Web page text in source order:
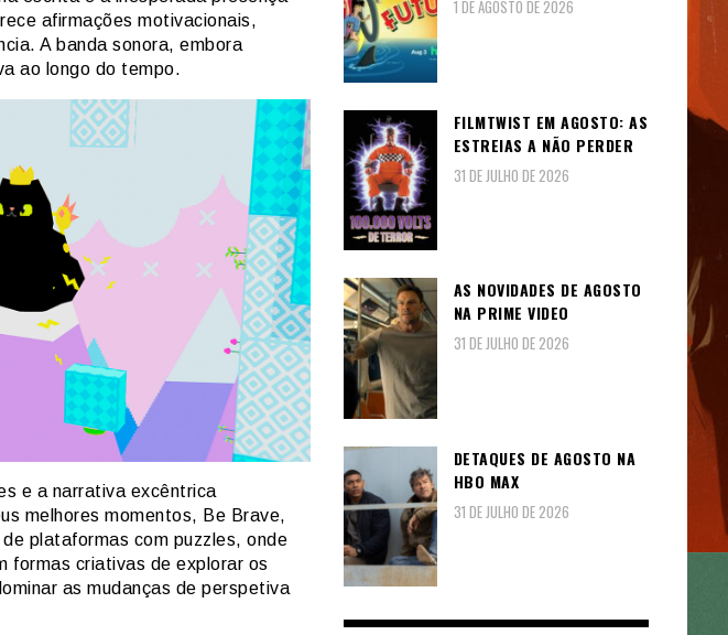
afirmações motivacionais,
A banda sonora, embora
ao longo do tempo.
e a narrativa excêntrica
melhores momentos, Be Brave,
plataformas com puzzles, onde
formas criativas de explorar os
as mudanças de perspetiva
1 DE AGOSTO DE 2026
FILMTWIST EM AGOSTO: AS
ESTREIAS A NÃO PERDER
31 DE JULHO DE 2026
AS NOVIDADES DE AGOSTO
NA PRIME VIDEO
31 DE JULHO DE 2026
DETAQUES DE AGOSTO NA
HBO MAX
31 DE JULHO DE 2026